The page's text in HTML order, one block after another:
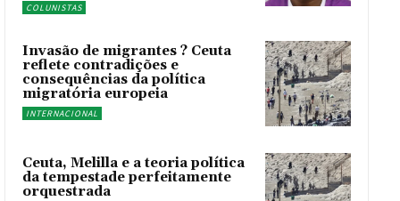
COLUNISTAS
Invasão de migrantes ? Ceuta
reflete contradições e
consequências da política
migratória europeia
INTERNACIONAL
Ceuta, Melilla e a teoria política
da tempestade perfeitamente
orquestrada